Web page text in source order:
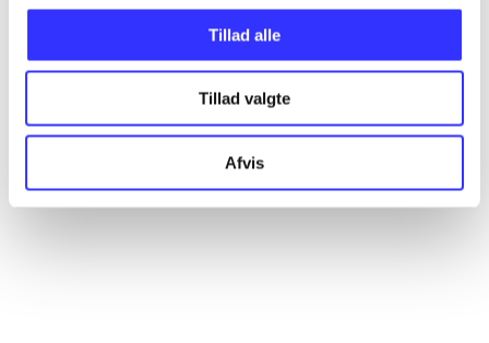
Tillad alle
Tillad valgte
Afvis
...
...